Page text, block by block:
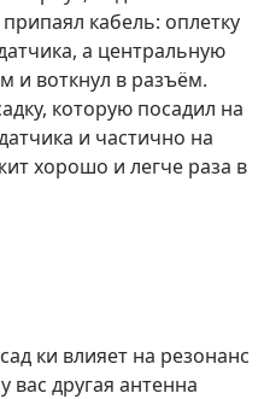
кабель: оплетку
а центральную
и воткнул в разъём.
которую посадил на
и частично на
хорошо и легче раза в
ки влияет на резонанс
вас другая антенна